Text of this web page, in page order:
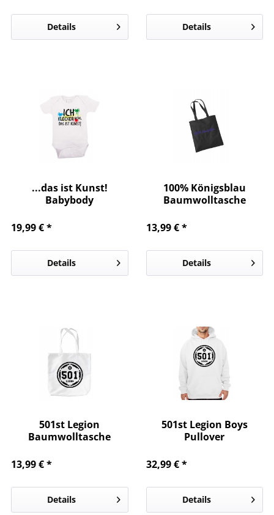
Details Details
...das ist Kunst!
Babybody
19,99 € *
Details
100% Königsblau
Baumwolltasche
13,99 € *
Details
501st Legion
Baumwolltasche
13,99 € *
Details
501st Legion Boys
Pullover
32,99 € *
Details